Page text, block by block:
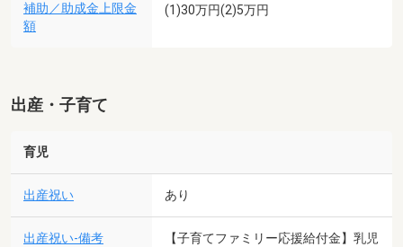
補助／助成金上限金
額
(1)30万円(2)5万円
出産・子育て
育児
出産祝い あり
出産祝い-備考
【子育てファミリー応援給付金】乳児